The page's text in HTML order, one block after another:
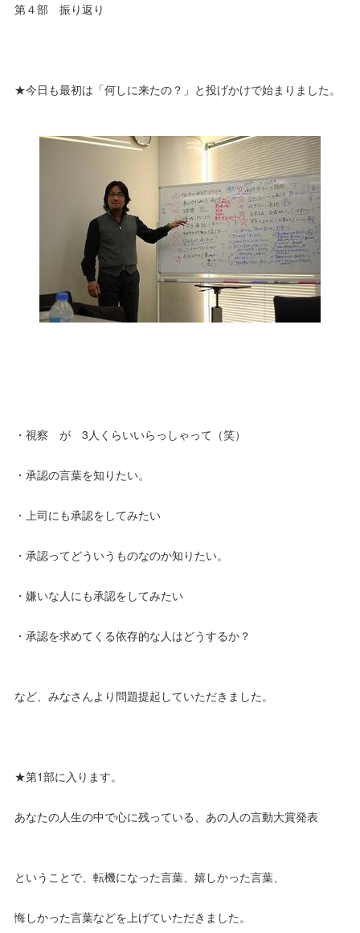
第４部 振り返り
★今日も最初は「何しに来たの？」と投げかけで始まりました。
・視察 が 3人くらいいらっしゃって（笑）
・承認の言葉を知りたい。
・上司にも承認をしてみたい
・承認ってどういうものなのか知りたい。
・嫌いな人にも承認をしてみたい
・承認を求めてくる依存的な人はどうするか？
など、みなさんより問題提起していただきました。
★第1部に入ります。
あなたの人生の中で心に残っている、あの人の言動大賞発表
ということで、転機になった言葉、嬉しかった言葉、
悔しかった言葉などを上げていただきました。